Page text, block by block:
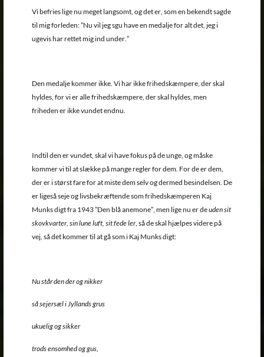
Vi befries lige nu meget langsomt, og det er, som en bekendt sagde
til mig forleden: ”Nu vil jeg sgu have en medalje for alt det, jeg i
ugevis har rettet mig ind under.”
Den medalje kommer ikke. Vi har ikke frihedskæmpere, der skal
hyldes, for vi er alle frihedskæmpere, der skal hyldes, men
friheden er ikke vundet endnu.
Indtil den er vundet, skal vi have fokus på de unge, og måske
kommer vi til at slække på mange regler for dem. For de er dem,
der er i størst fare for at miste dem selv og dermed besindelsen. De
er ligeså seje og livsbekræftende som frihedskæmperen Kaj
Munks digt fra 1943 ”Den blå anemone”, men lige nu er deuden sit
skovkvarter, sin lune luft, sit fede ler, så de skal hjælpes videre på
vej, så det kommer til at gå som i Kaj Munks digt:
Nu står den der og nikker
så sejersæl i Jyllands grus
ukuelig og sikker
trods ensomhed og gus,